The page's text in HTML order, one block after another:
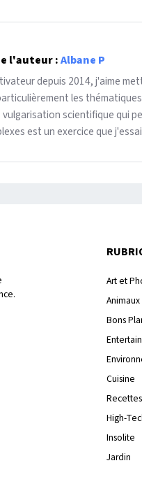
l'auteur :Albane P
depuis 2014, j'aime
les
vulgarisation scientifique qui
est un exercice que
Art et
Animaux
Bons
Cuisine
Recettes
High-
Insolite
Jardin